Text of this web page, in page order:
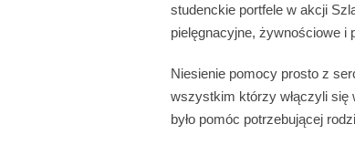
studenckie portfele w akcji
pielęgnacyjne, żywnościowe i
Niesienie pomocy prosto z
wszystkim którzy włączyli się
było pomóc potrzebującej